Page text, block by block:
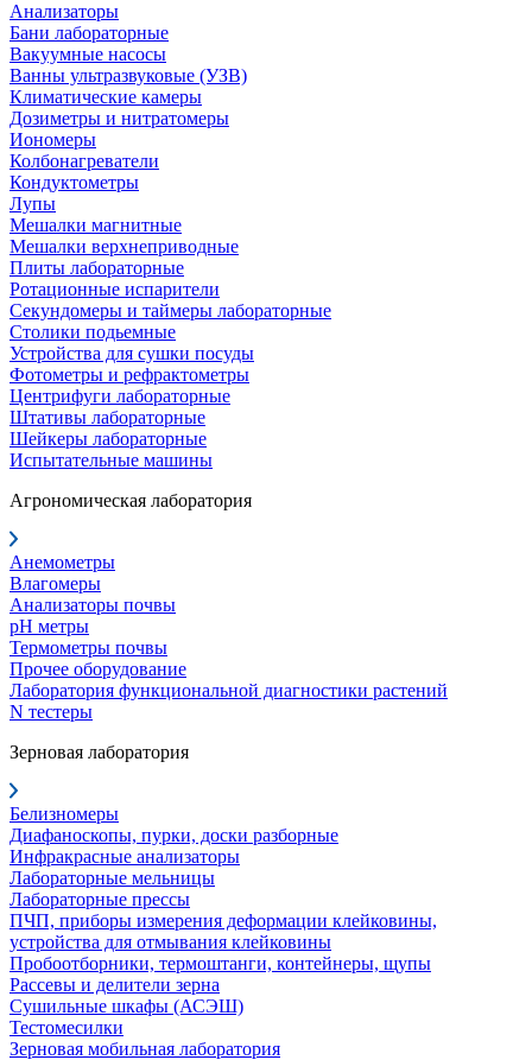
Анализаторы
Бани лабораторные
Вакуумные насосы
Ванны ультразвуковые (УЗВ)
Климатические камеры
Дозиметры и нитратомеры
Иономеры
Колбонагреватели
Кондуктометры
Лупы
Мешалки магнитные
Мешалки верхнеприводные
Плиты лабораторные
Ротационные испарители
Секундомеры и таймеры лабораторные
Столики подьемные
Устройства для сушки посуды
Фотометры и рефрактометры
Центрифуги лабораторные
Штативы лабораторные
Шейкеры лабораторные
Испытательные машины
Агрономическая лаборатория
Анемометры
Влагомеры
Анализаторы почвы
pH метры
Термометры почвы
Прочее оборудование
Лаборатория функциональной диагностики растений
N тестеры
Зерновая лаборатория
Белизномеры
Диафаноскопы, пурки, доски разборные
Инфракрасные анализаторы
Лабораторные мельницы
Лабораторные прессы
ПЧП, приборы измерения деформации клейковины,
устройства для отмывания клейковины
Пробоотборники, термоштанги, контейнеры, щупы
Рассевы и делители зерна
Сушильные шкафы (АСЭШ)
Тестомесилки
Зерновая мобильная лаборатория